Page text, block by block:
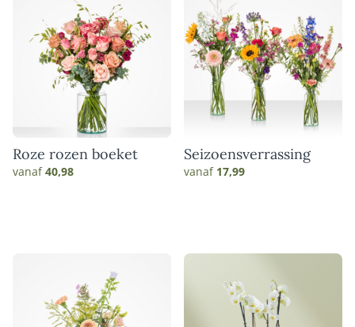
Roze rozen boeket
vanaf40,98
Seizoensverrassing
vanaf 17,99